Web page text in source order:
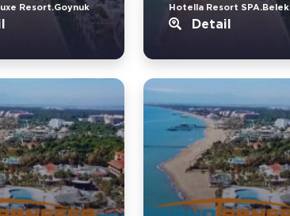
Resort.Goynuk Hotella Resort SPA.Belek
Detail